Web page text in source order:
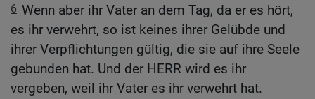
6 Wenn aber ihr Vater an dem Tag, da er es hört,
es ihr verwehrt, so ist keines ihrer Gelübde und
ihrer Verpflichtungen gültig, die sie auf ihre Seele
gebunden hat. Und der HERR wird es ihr
vergeben, weil ihr Vater es ihr verwehrt hat.